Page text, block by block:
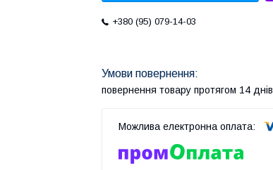
+380 (95) 079-14-03
повернення товару протягом 14 днів